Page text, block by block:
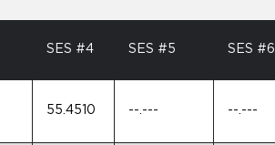
SES #4 SES #5 SES #6
55.4510 --.--- --.---